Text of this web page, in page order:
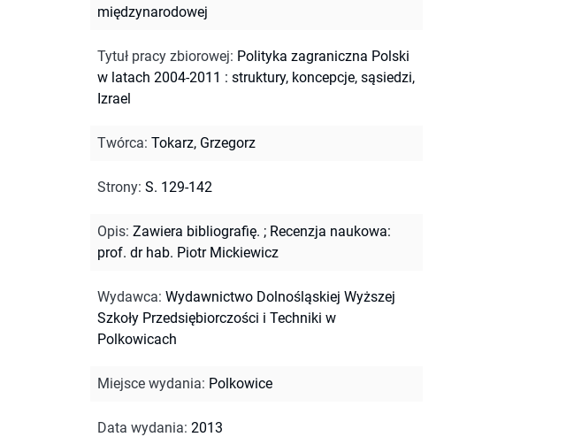
międzynarodowej
Tytuł pracy zbiorowej: Polityka zagraniczna Polski
w latach 2004-2011 : struktury, koncepcje, sąsiedzi,
Izrael
Twórca: Tokarz, Grzegorz
Strony: S. 129-142
Opis: Zawiera bibliografię. ; Recenzja naukowa:
prof. dr hab. Piotr Mickiewicz
Wydawca: Wydawnictwo Dolnośląskiej Wyższej
Szkoły Przedsiębiorczości i Techniki w
Polkowicach
Miejsce wydania: Polkowice
Data wydania: 2013